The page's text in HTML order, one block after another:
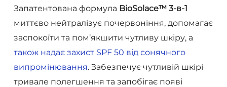
Запатентована формула BioSolace™ 3-в-1
миттєво нейтралізує почервоніння, допомагає
заспокоїти та пом’якшити чутливу шкіру, а
також надає захист SPF 50 від сонячного
випромінювання. Забезпечує чутливій шкірі
тривале полегшення та запобігає появі